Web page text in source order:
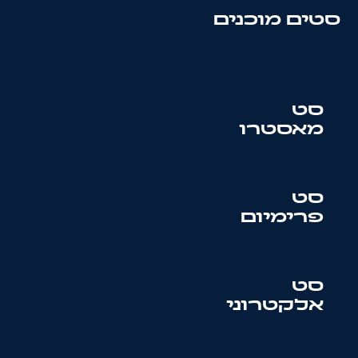
סטים מוכנים
סט
מאסטרו
סט
פרימיום
סט
אלקטרוני